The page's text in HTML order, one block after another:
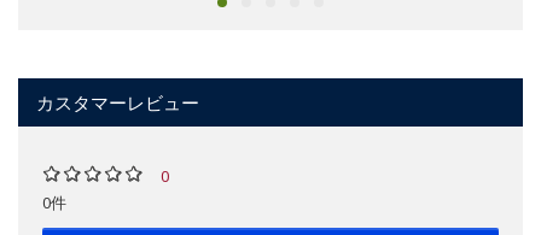
カスタマーレビュー
0
0件